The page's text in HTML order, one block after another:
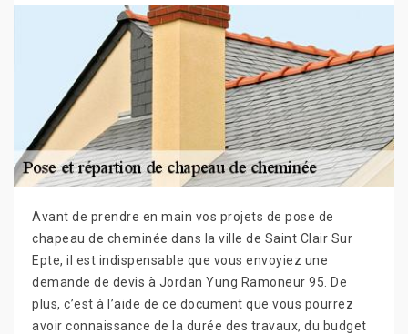
Avant de prendre en main vos projets de pose de
chapeau de cheminée dans la ville de Saint Clair Sur
Epte, il est indispensable que vous envoyiez une
demande de devis à Jordan Yung Ramoneur 95. De
plus, c’est à l’aide de ce document que vous pourrez
avoir connaissance de la durée des travaux, du budget